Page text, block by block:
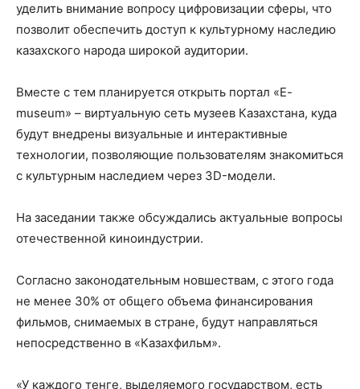
уделить внимание вопросу цифровизации сферы, что
позволит обеспечить доступ к культурному наследию
казахского народа широкой аудитории.
Вместе с тем планируется открыть портал «E-
museum» – виртуальную сеть музеев Казахстана, куда
будут внедрены визуальные и интерактивные
технологии, позволяющие пользователям знакомиться
с культурным наследием через 3D-модели.
На заседании также обсуждались актуальные вопросы
отечественной киноиндустрии.
Согласно законодательным новшествам, с этого года
не менее 30% от общего объема финансирования
фильмов, снимаемых в стране, будут направляться
непосредственно в «Казахфильм».
«У каждого тенге, выделяемого государством, есть